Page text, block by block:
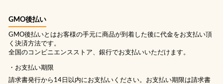
GMO後払い
GMO後払いとはお客様の手元に商品が到着した後に代金をお支払い頂
く決済方法です。
全国のコンビニエンスストア、銀行でお支払いいただけます。
お支払い期限
請求書発行から14日以内にお支払いください。お支払い期限は請求書